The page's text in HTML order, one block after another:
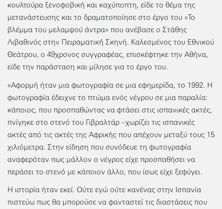
κουλτούρα ξενοφοβική και καχύποπτη, είδε το θέμα της
μετανάστευσης και το δραματοποίησε στο έργο του «Το
βλέμμα του μελαμψού άντρα» που ανέβασε ο Στάθης
Λιβαθινός στην Πειραματική Σκηνή. Καλεσμένος του Εθνικού
Θεάτρου, ο 49χρονος συγγραφέας, επισκέφτηκε την Αθήνα,
είδε την παράσταση και μίλησε για το έργο του.
«Αφορμή ήταν μια φωτογραφία σε μια εφημερίδα, το 1992. Η
φωτογραφία έδειχνε το πτώμα ενός νέγρου σε μια παραλία:
κάποιος, που προσπαθώντας να φτάσει στις ισπανικές ακτές,
πνίγηκε στο στενό του Γιβραλτάρ –χωρίζει τις ισπανικές
ακτές από τις ακτές της Αφρικής που απέχουν μεταξύ τους 15
χιλιόμετρα. Στην είδηση που συνόδευε τη φωτογραφία
αναφερόταν πως μάλλον ο νέγρος είχε προσπαθήσει να
περάσει το στενό με κάποιον άλλο, που ίσως είχε ξεφύγει.
Η ιστορία ήταν εκεί. Ούτε εγώ ούτε κανένας στην Ισπανία
πιστεύω πως θα μπορούσε να φανταστεί τις διαστάσεις που